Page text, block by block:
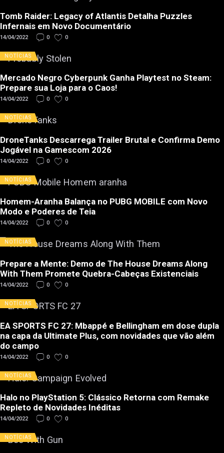
Tomb Raider: Legacy of Atlantis Detalha Puzzles
Infernais em Novo Documentário
14/04/2022 0 0
NOTÍCIAS
Mercado Negro Cyberpunk Ganha Playtest no Steam:
Prepare sua Loja para o Caos!
14/04/2022 0 0
NOTÍCIAS
DroneTanks Descarrega Trailer Brutal e Confirma Demo
Jogável na Gamescom 2026
14/04/2022 0 0
NOTÍCIAS
Homem-Aranha Balança no PUBG MOBILE com Novo
Modo e Poderes de Teia
14/04/2022 0 0
NOTÍCIAS
Prepare a Mente: Demo de The House Dreams Along
With Them Promete Quebra-Cabeças Existenciais
14/04/2022 0 0
NOTÍCIAS
EA SPORTS FC 27: Mbappé e Bellingham em dose dupla
na capa da Ultimate Plus, com novidades que vão além
do campo
14/04/2022 0 0
NOTÍCIAS
Halo no PlayStation 5: Clássico Retorna com Remake
Repleto de Novidades Inéditas
14/04/2022 0 0
NOTÍCIAS